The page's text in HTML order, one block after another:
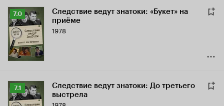
Рейтинг
Кинопоиска
7.0
7.0
Следствие ведут знатоки: «Букет» на
приёме
1978
Рейтинг
Кинопоиска
7.1
Следствие ведут знатоки: До третьего
выстрела